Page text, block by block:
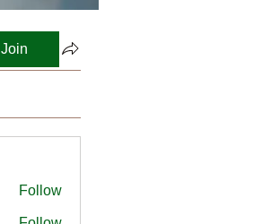
Join
Follow